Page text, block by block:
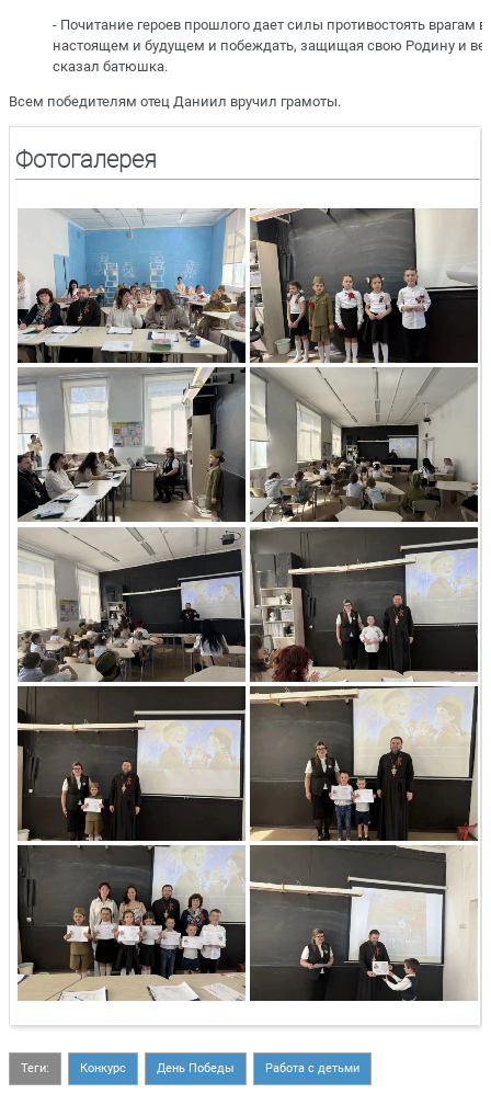
- Почитание героев прошлого дает силы противостоять врагам в
настоящем и будущем и побеждать, защищая свою Родину и
сказал батюшка.
Всем победителям отец Даниил вручил грамоты.
Фотогалерея
Теги: Конкурс День Победы Работа с детьми